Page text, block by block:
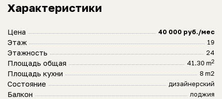
Характеристики
Цена 40 000 руб./мес
Этаж 19
Этажность 24
Площадь общая 41.30 m2
Площадь кухни 8 m2
Состояние дизайнерский
Балкон лоджия